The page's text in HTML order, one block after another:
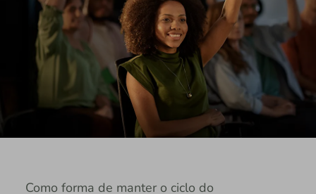
Como forma de manter o ciclo do